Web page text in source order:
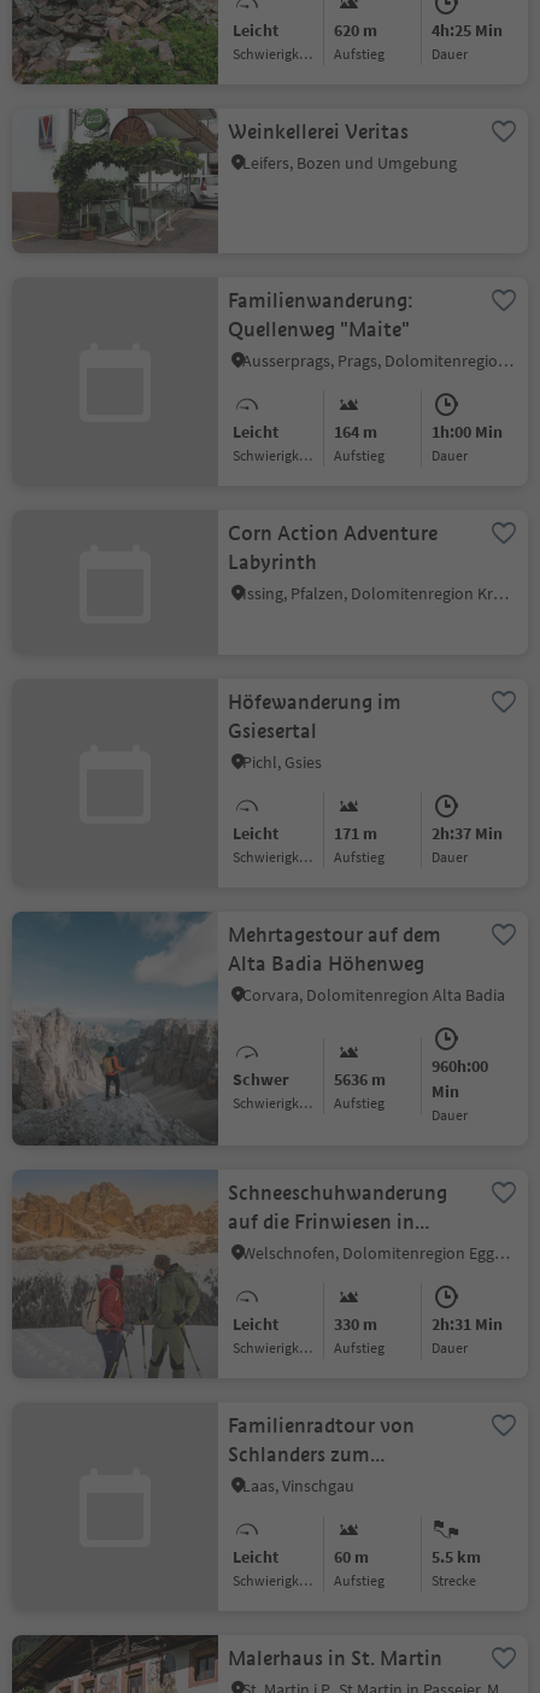
Leicht
Schwierigkeitsgrad
620 m
Aufstieg
4h:25 Min
Dauer
Weinkellerei Veritas
Leifers, Bozen und Umgebung
Familienwanderung:
Quellenweg "Maite"
Ausserprags, Prags, Dolomitenregion 3 Zinnen
Leicht
Schwierigkeitsgrad
164 m
Aufstieg
1h:00 Min
Dauer
Corn Action Adventure
Labyrinth
Issing, Pfalzen, Dolomitenregion Kronplatz
Höfewanderung im
Gsiesertal
Pichl, Gsies
Leicht
Schwierigkeitsgrad
171 m
Aufstieg
2h:37 Min
Dauer
Mehrtagestour auf dem
Alta Badia Höhenweg
Corvara, Dolomitenregion Alta Badia
Schwer
Schwierigkeitsgrad
5636 m
Aufstieg
960h:00
Min
Dauer
Schneeschuhwanderung
auf die Frinwiesen in
Karersee
Welschnofen, Dolomitenregion Eggental
Leicht
Schwierigkeitsgrad
330 m
Aufstieg
2h:31 Min
Dauer
Familienradtour von
Schlanders zum
Fischerteich Goldrain
Laas, Vinschgau
Leicht
Schwierigkeitsgrad
60 m
Aufstieg
5.5 km
Strecke
Malerhaus in St. Martin